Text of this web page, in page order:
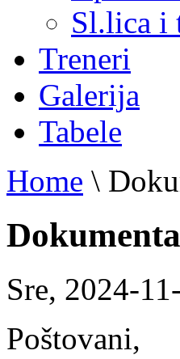
Sl.lica i
Treneri
Galerija
Tabele
Home \
Sre, 2024-
Poštovani,